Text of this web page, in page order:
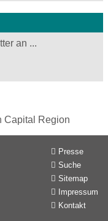
an ...
Presse
Suche
Sitemap
Impressum
Kontakt